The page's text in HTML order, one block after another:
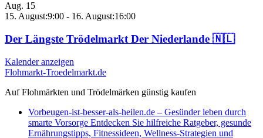
Aug. 15
15. August:9:00 - 16. August:16:00
Der Längste Trödelmarkt Der Niederlande 🇳🇱
Kalender anzeigen
Flohmarkt-Troedelmarkt.de
Auf Flohmärkten und Trödelmärken günstig kaufen
Vorbeugen-ist-besser-als-heilen.de – Gesünder leben durch
smarte Vorsorge Entdecken Sie hilfreiche Ratgeber, gesunde
Ernährungstipps, Fitnessideen, Wellness-Strategien und